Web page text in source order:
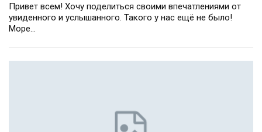
Привет всем! Хочу поделиться своими впечатлениями от
увиденного и услышанного. Такого у нас ещё не было!
Море…